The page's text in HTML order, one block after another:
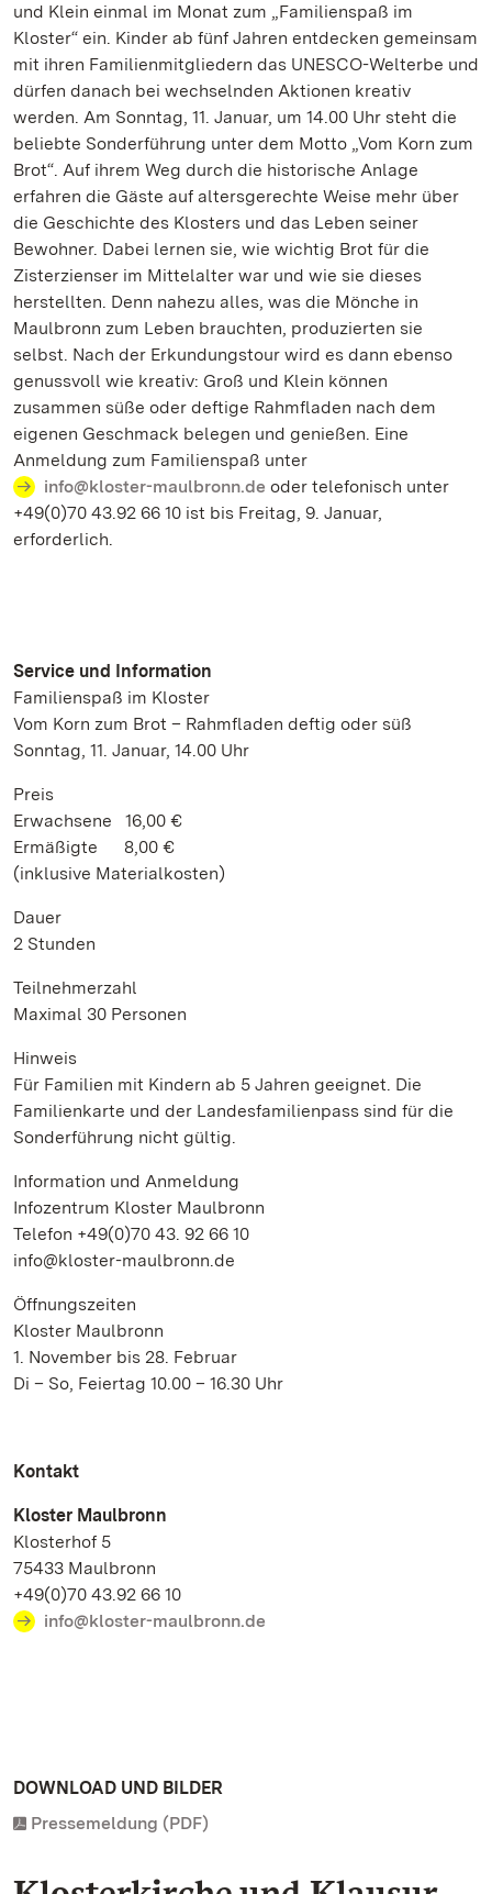
und Klein einmal im Monat zum „Familienspaß im
Kloster“ ein. Kinder ab fünf Jahren entdecken gemeinsam
mit ihren Familienmitgliedern das UNESCO-Welterbe und
dürfen danach bei wechselnden Aktionen kreativ
werden. Am Sonntag, 11. Januar, um 14.00 Uhr steht die
beliebte Sonderführung unter dem Motto „Vom Korn zum
Brot“. Auf ihrem Weg durch die historische Anlage
erfahren die Gäste auf altersgerechte Weise mehr über
die Geschichte des Klosters und das Leben seiner
Bewohner. Dabei lernen sie, wie wichtig Brot für die
Zisterzienser im Mittelalter war und wie sie dieses
herstellten. Denn nahezu alles, was die Mönche in
Maulbronn zum Leben brauchten, produzierten sie
selbst. Nach der Erkundungstour wird es dann ebenso
genussvoll wie kreativ: Groß und Klein können
zusammen süße oder deftige Rahmfladen nach dem
eigenen Geschmack belegen und genießen. Eine
Anmeldung zum Familienspaß unter
info@kloster-maulbronn.de oder telefonisch unter
+49(0)70 43.92 66 10 ist bis Freitag, 9. Januar,
erforderlich.
Service und Information
Familienspaß im Kloster
Vom Korn zum Brot – Rahmfladen deftig oder süß
Sonntag, 11. Januar, 14.00 Uhr
Preis
Erwachsene 16,00 €
Ermäßigte 8,00 €
(inklusive Materialkosten)
Dauer
2 Stunden
Teilnehmerzahl
Maximal 30 Personen
Hinweis
Für Familien mit Kindern ab 5 Jahren geeignet. Die
Familienkarte und der Landesfamilienpass sind für die
Sonderführung nicht gültig.
Information und Anmeldung
Infozentrum Kloster Maulbronn
Telefon +49(0)70 43. 92 66 10
info@kloster-maulbronn.de
Öffnungszeiten
Kloster Maulbronn
1. November bis 28. Februar
Di – So, Feiertag 10.00 – 16.30 Uhr
Kontakt
Kloster Maulbronn
Klosterhof 5
75433 Maulbronn
+49(0)70 43.92 66 10
info@kloster-maulbronn.de
DOWNLOAD UND BILDER
Pressemeldung (PDF)